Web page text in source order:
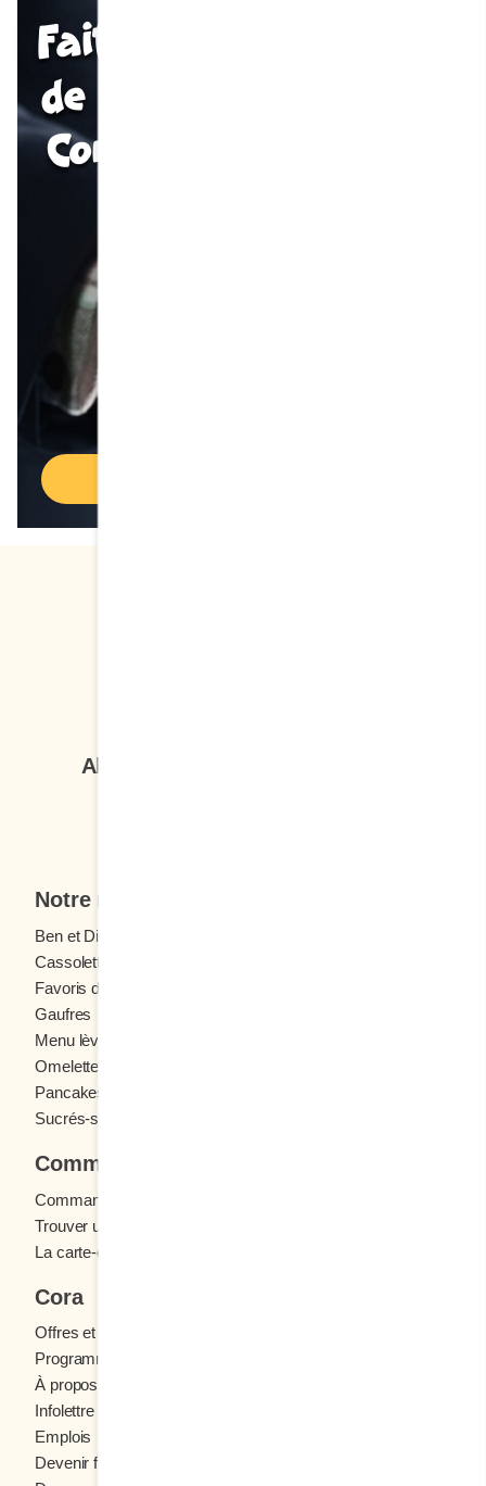
Faites partie
de la famille
Cora
Abonnez-vous à notre infolettre
Notre menu
Ben et Dictine
Cassolettes
Favoris des ados
Gaufres
Menu lève-tôt
Omelettes et Crêpomelettes
Pancakes
Sucrés-salés
Commander
Commande en ligne
Trouver un restaurant
La carte-cadeau Cora
Cora
Offres et concours
Programme fidélité Cora
À propos des restaurants Cora
Infolettre Cora
Emplois
Devenir franchisé